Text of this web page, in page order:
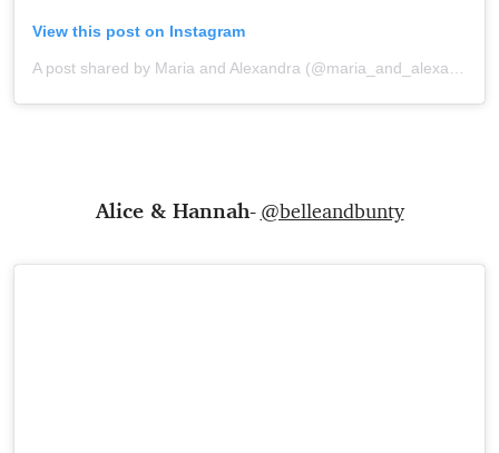
View this post on Instagram
Alice & Hannah- @belleandbunty